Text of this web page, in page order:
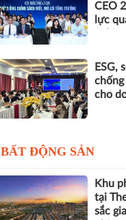
CEO
lực
ESG,
cho
BẤT ĐỘNG SẢN
Khu
tại
sắc